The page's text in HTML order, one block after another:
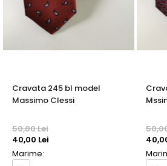
Cravata 245 bl model
Massimo Clessi
50,00 Lei
40,00 Lei
Marime: